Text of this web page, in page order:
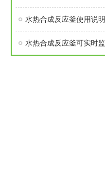
水热合成反应釜使用说明